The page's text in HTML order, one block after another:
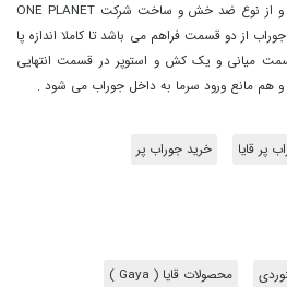
کار رفته در قسمت کف پا ضخیم تر و از نوع ضد خش و ساخت شرکت ONE PLANET
از دو قسمت فراهم می باشد تا کاملا اندازه پا
میانی و یک کش و استوپر در قسمت انتهایی
هم مانع ورود سرما به داخل جوراب می شود .
پر قایا خرید جوراب پر
محصولات قایا ( Gaya )